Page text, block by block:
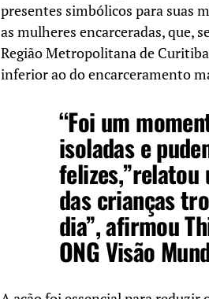
presentes simbólicos para suas
as mulheres encarceradas, que,
Região Metropolitana de
inferior ao do encarceramento
“Foi um
isoladas e
felizes,”relatou
das crianças
dia”, afirmou
ONG Visão